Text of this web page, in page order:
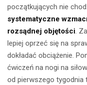
początkujących nie
systematyczne
rozsądnej objętości.
lepiej oprzeć się na
dokładać obciążenie.
ćwiczeń na nogi na
od pierwszego tygodnia